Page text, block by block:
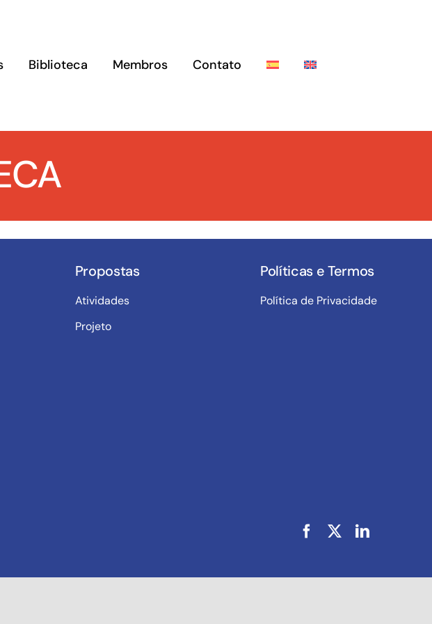
Biblioteca Membros Contato
Propostas
Atividades
Projeto
Políticas e Termos
Política de Privacidade